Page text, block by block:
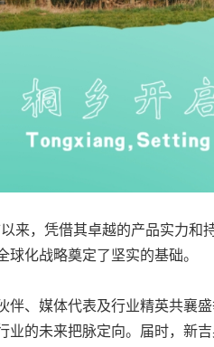
来，凭借其卓越的产品实力和
化战略奠定了坚实的基础。
、媒体代表及行业精英共襄
的未来把脉定向。届时，新